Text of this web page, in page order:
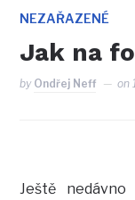
NAVIGATION
NEZAŘAZENÉ
Jak na
by Ondřej Neff on
Ještě